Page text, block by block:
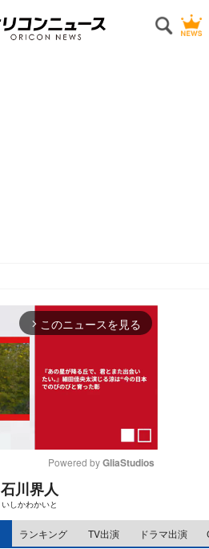
arrow_forward_ios このニュースを見る
e
Powered by GliaStudios
石川界人
いしかわかいと
ランキング TV出演 ドラマ出演